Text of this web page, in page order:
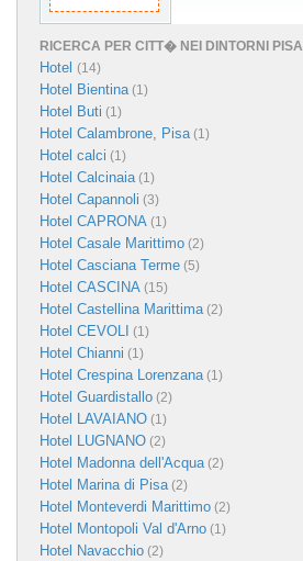
RICERCA PER CITT� NEI DINTORNI
Hotel (14)
Hotel Bientina(1)
Hotel Buti (1)
Hotel Calambrone, Pisa(1)
Hotel calci (1)
Hotel Calcinaia(1)
Hotel Capannoli (3)
Hotel CAPRONA (1)
Hotel Casale Marittimo (2)
Hotel Casciana Terme (5)
Hotel CASCINA (15)
Hotel Castellina Marittima(2)
Hotel CEVOLI (1)
Hotel Chianni (1)
Hotel Crespina Lorenzana(1)
Hotel Guardistallo (2)
Hotel LAVAIANO (1)
Hotel LUGNANO (2)
Hotel Madonna dell'Acqua(2)
Hotel Marina di Pisa(2)
Hotel Monteverdi Marittimo (2)
Hotel Montopoli Val d'Arno (1)
Hotel Navacchio (2)